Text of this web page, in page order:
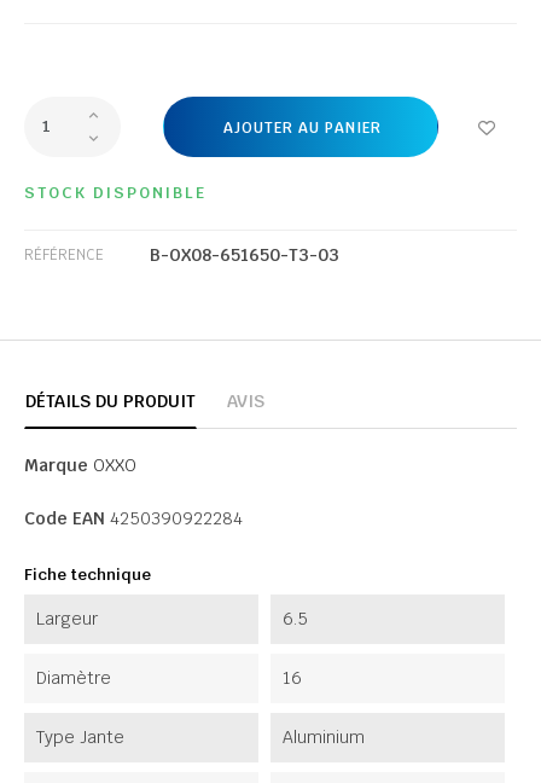
AJOUTER AU PANIER
STOCK DISPONIBLE
RÉFÉRENCE B-OX08-651650-T3-03
DÉTAILS DU PRODUIT AVIS
Marque OXXO
Code EAN 4250390922284
Fiche technique
Largeur 6.5
Diamètre 16
Type Jante Aluminium